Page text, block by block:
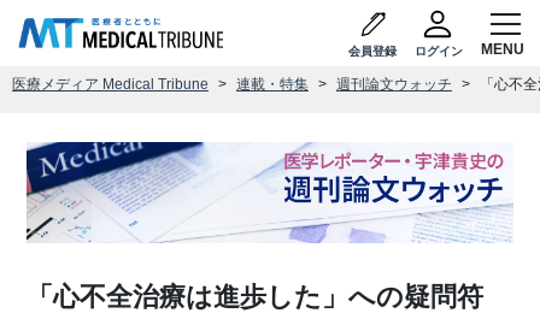
会員登録 ログイン
医療メディア Medical Tribune 連載・特集 週刊論文ウォッチ 「心不
「心不全治療は進歩した」への疑問符